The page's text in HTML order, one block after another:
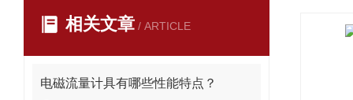
相关文章 / ARTICLE
电磁流量计具有哪些性能特点？